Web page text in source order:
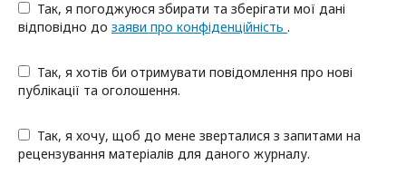
відповідно до заяви про конфіденційність .
публікації та оголошення.
рецензування матеріалів для даного журналу.